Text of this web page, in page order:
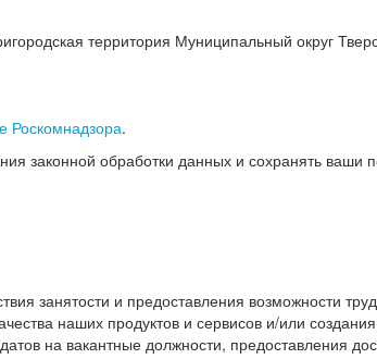
территория Муниципальный округ
Роскомнадзора.
законной обработки данных и сохранять ваши
занятости и предоставления возможности
наших продуктов и сервисов и/или
на вакантные должности, предоставления